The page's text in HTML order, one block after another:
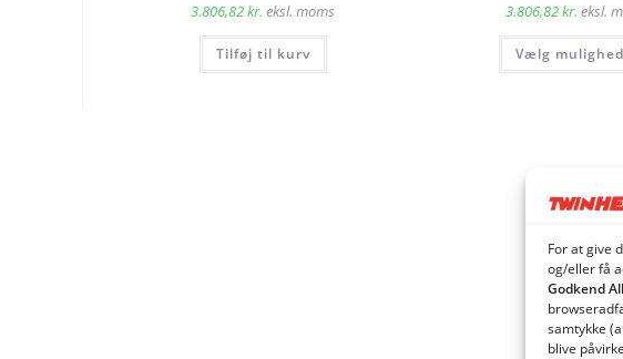
For at give
og/eller få
Godkend
samtykke
blive
3.806,82kr. eksl. moms
Tilføj til kurv
3.806,82kr. eksl.
Vælg